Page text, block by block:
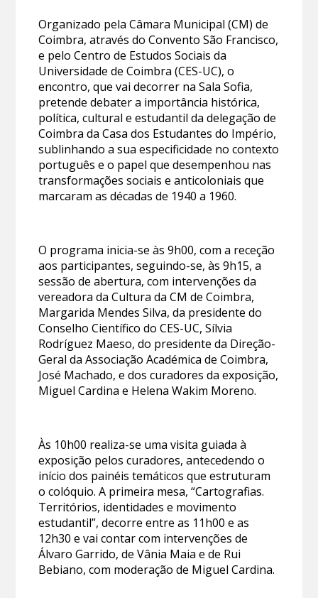
Organizado pela Câmara Municipal (CM) de
Coimbra, através do Convento São Francisco,
e pelo Centro de Estudos Sociais da
Universidade de Coimbra (CES-UC), o
encontro, que vai decorrer na Sala Sofia,
pretende debater a importância histórica,
política, cultural e estudantil da delegação de
Coimbra da Casa dos Estudantes do Império,
sublinhando a sua especificidade no contexto
português e o papel que desempenhou nas
transformações sociais e anticoloniais que
marcaram as décadas de 1940 a 1960.
O programa inicia-se às 9h00, com a receção
aos participantes, seguindo-se, às 9h15, a
sessão de abertura, com intervenções da
vereadora da Cultura da CM de Coimbra,
Margarida Mendes Silva, da presidente do
Conselho Científico do CES-UC, Sílvia
Rodríguez Maeso, do presidente da Direção-
Geral da Associação Académica de Coimbra,
José Machado, e dos curadores da exposição,
Miguel Cardina e Helena Wakim Moreno.
Às 10h00 realiza-se uma visita guiada à
exposição pelos curadores, antecedendo o
início dos painéis temáticos que estruturam
o colóquio. A primeira mesa, “Cartografias.
Territórios, identidades e movimento
estudantil”, decorre entre as 11h00 e as
12h30 e vai contar com intervenções de
Álvaro Garrido, de Vânia Maia e de Rui
Bebiano, com moderação de Miguel Cardina.